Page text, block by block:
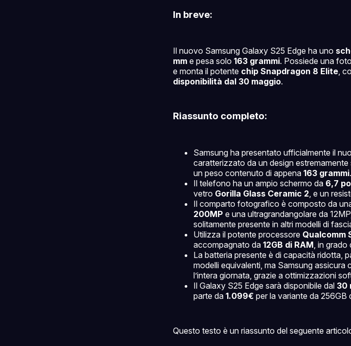
In breve:
Il nuovo Samsung Galaxy S25 Edge ha uno
mm e pesa solo 163 grammi. Possiede una
e monta il potente chip Snapdragon 8 Elite,
disponibilità dal 30 maggio.
Riassunto completo:
Samsung ha presentato ufficialmente il
caratterizzato da un design
un peso contenuto di appena 163 grammi.
Il telefono ha un ampio schermo da 6,7
vetro Gorilla Glass Ceramic 2 , e un
Il comparto fotografico è composto da
200MP e una ultragrandangolare da
solitamente presente in altri modelli di
Utilizza il potente processore Qualcomm
accompagnato da 12GB di RAM , in
La batteria presente è di capacità ridotta,
modelli equivalenti, ma Samsung
l’intera giornata, grazie a ottimizzazioni
Il Galaxy S25 Edge sarà disponibile dal 30
parte da 1.099€ per la variante da 256GB
Questo testo è un riassunto del seguente